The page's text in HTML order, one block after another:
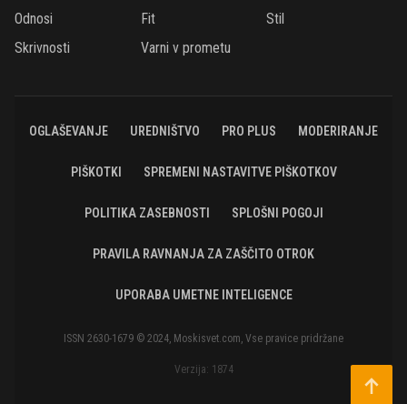
Odnosi
Fit
Stil
Skrivnosti
Varni v prometu
OGLAŠEVANJE UREDNIŠTVO PRO PLUS MODERIRANJE
PIŠKOTKI SPREMENI NASTAVITVE PIŠKOTKOV
POLITIKA ZASEBNOSTI SPLOŠNI POGOJI
PRAVILA RAVNANJA ZA ZAŠČITO OTROK
UPORABA UMETNE INTELIGENCE
ISSN 2630-1679 © 2024, Moskisvet.com, Vse pravice pridržane
Verzija: 1874